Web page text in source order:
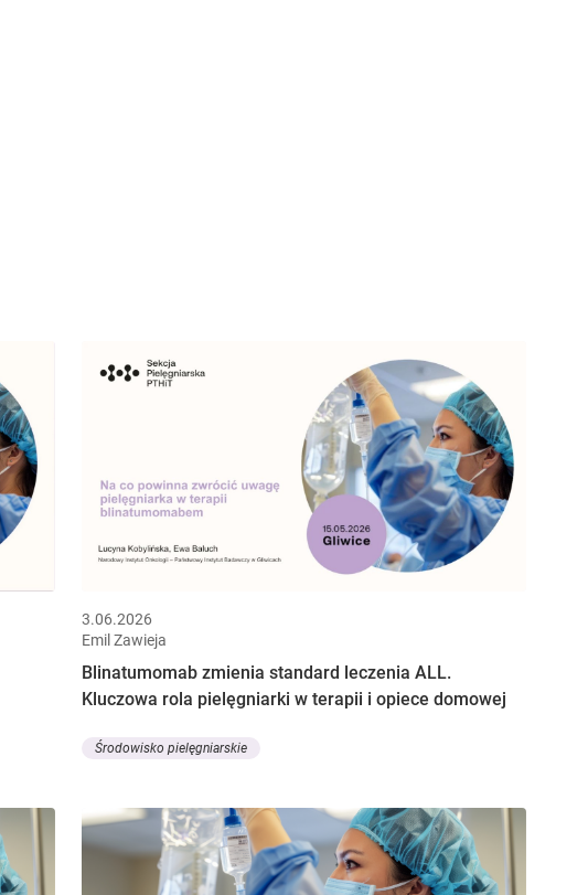
3.06.2026
Emil Zawieja
Blinatumomab zmienia standard leczenia ALL.
Kluczowa rola pielęgniarki w terapii i opiece domowej
Środowisko pielęgniarskie